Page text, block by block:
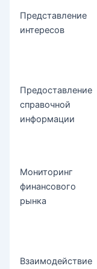
Представление
интересов
Предоставление
справочной
информации
Мониторинг
финансового
рынка
Взаимодействие